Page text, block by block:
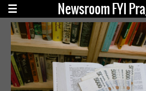
Newsroom FYI